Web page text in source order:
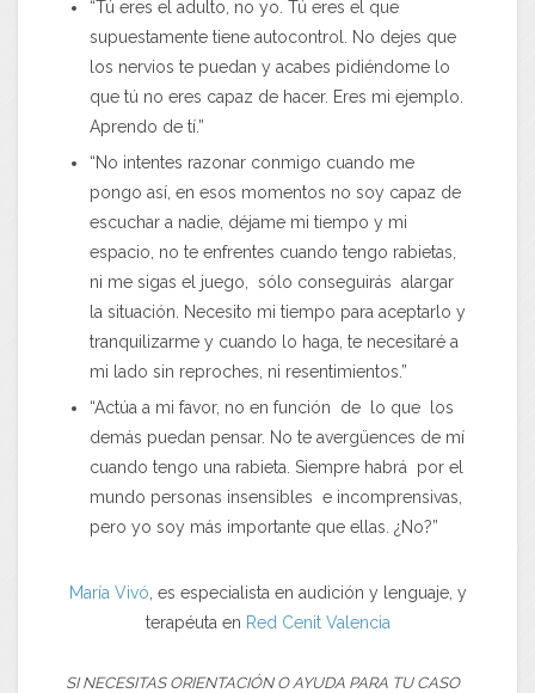
“Tú eres el adulto, no yo. Tú eres el que
supuestamente tiene autocontrol. No dejes que
los nervios te puedan y acabes pidiéndome lo
que tú no eres capaz de hacer. Eres mi ejemplo.
Aprendo de tí.”
“No intentes razonar conmigo cuando me
pongo así, en esos momentos no soy capaz de
escuchar a nadie, déjame mi tiempo y mi
espacio, no te enfrentes cuando tengo rabietas,
ni me sigas el juego, sólo conseguirás alargar
la situación. Necesito mi tiempo para aceptarlo y
tranquilizarme y cuando lo haga, te necesitaré a
mi lado sin reproches, ni resentimientos.”
“Actúa a mi favor, no en función de lo que los
demás puedan pensar. No te avergüences de mí
cuando tengo una rabieta. Siempre habrá por el
mundo personas insensibles e incomprensivas,
pero yo soy más importante que ellas. ¿No?”
María Vivó , es especialista en audición y lenguaje, y
terapéuta en Red Cenit Valencia
SI NECESITAS ORIENTACIÓN O AYUDA PARA TU CASO